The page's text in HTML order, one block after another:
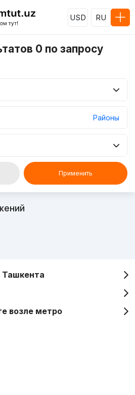
USD RU
0 по запросу
Районы
Применить
Ташкента
возле метро